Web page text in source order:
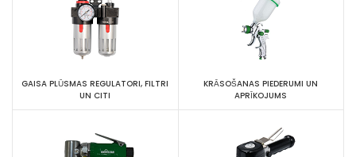
GAISA PLŪSMAS REGULATORI, FILTRI
UN CITI
KRĀSOŠANAS PIEDERUMI UN
APRĪKOJUMS